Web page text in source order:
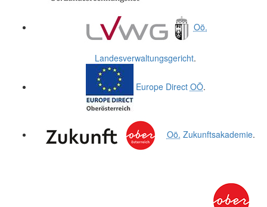
Oö.
Landesverwaltungsgericht.
Europe Direct OÖ.
Oö. Zukunftsakademie.